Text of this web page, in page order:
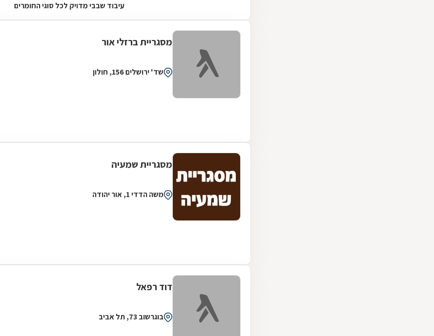
עיבוד שבבי מדויק לכל סוגי החומרים
מסגריית ברזלי אור
שד' ירושלים 156, חולון
מסגריית שמעיה
משה הדדי 1, אור יהודה
דוד רפאל
בוגרשוב 73, תל אביב